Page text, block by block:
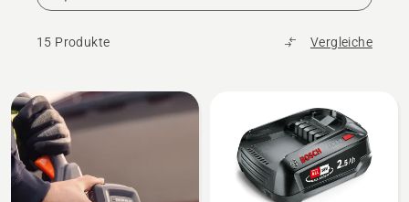
15 Produkte Vergleiche
Alle
Produkte